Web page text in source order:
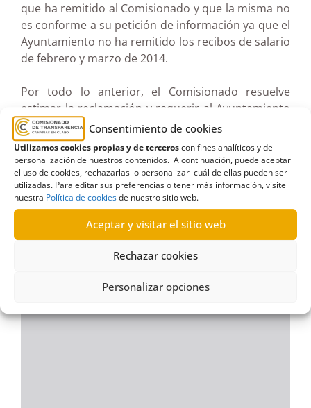
Consentimiento de cookies
Utilizamos cookies propias y de terceroscon fines analíticos y de
personalización de nuestros contenidos. A continuación, puede aceptar
el uso de cookies, rechazarlas o personalizar cuál de ellas pueden ser
utilizadas. Para editar sus preferencias o tener más información, visite
nuestra Política de cookiesde nuestro sitio web.
Aceptar y visitar el sitio web
Rechazar cookies
Personalizar opciones
que ha remitido al Comisionado y que la misma no
es conforme a su petición de información ya que el
Ayuntamiento no ha remitido los recibos de salario
de febrero y marzo de 2014.
Por todo lo anterior, el Comisionado resuelve
estimar la reclamación y requerir al Ayuntamiento
de Icod de los Vinos para que realice la entrega al
reclamante de la documentación señalada.
Ver documento pdf en pantalla completa